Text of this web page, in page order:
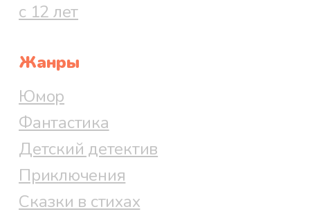
с 12 лет
Жанры
Юмор
Фантастика
Детский детектив
Приключения
Сказки в стихах